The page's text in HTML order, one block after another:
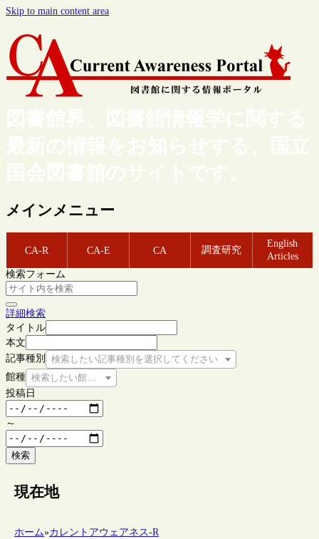
Skip to main content area
図書館界、図書館情報学に関する
最新の情報をお知らせする、国立
国会図書館のサイトです。
メインメニュー
CA-R CA-E CA 調査研究
English
Articles
検索フォーム
詳細検索
タイトル
本文
記事種別
検索したい記事種別を選択してください
館種 検索したい館種を選択してください
投稿日
～
検索
現在地
ホーム»カレントアウェアネス-R